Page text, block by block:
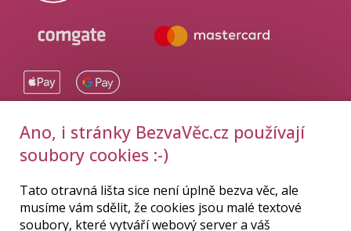
DOPORUČUJEME:
© 2015–2026 BezvaVěc.cz, všechna práva vyhrazena.E-shop
Ano, i stránky BezvaVěc.cz používají
soubory cookies :-)
Tato otravná lišta sice není úplně bezva věc, ale
musíme vám sdělit, že cookies jsou malé textové
soubory, které vytváří webový server a váš